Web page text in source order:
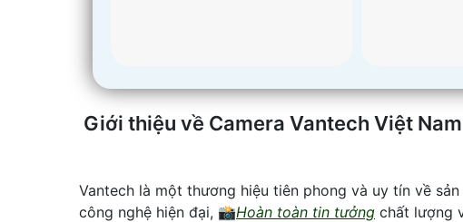
Giới thiệu về Camera Vantech Việt Nam
Vantech là một thương hiệu tiên phong và uy tín về
công nghệ hiện đại, 📸Hoàn toàn tin tưởng chất lượng